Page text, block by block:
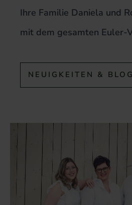
Ihre Familie Daniela und
mit dem gesamten Euler-
NEUIGKEITEN & BLOG